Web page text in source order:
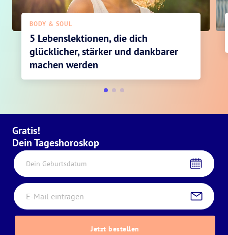
BODY & SOUL
5 Lebenslektionen, die dich
glücklicher, stärker und dankbarer
machen werden
Gratis!
Dein Tageshoroskop
Dein Geburtsdatum
Jetzt bestellen